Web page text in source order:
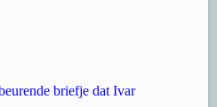
briefje dat Ivar